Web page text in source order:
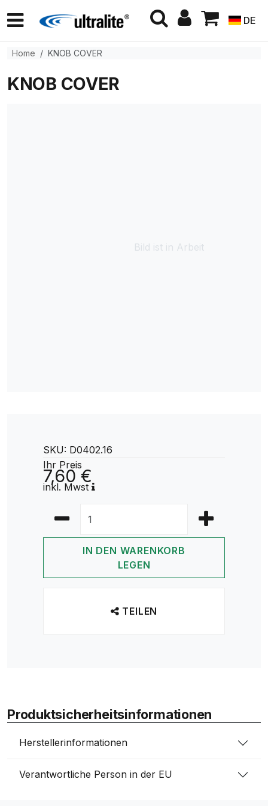
DE
Home KNOB COVER
KNOB COVER
Bild ist in Arbeit
SKU: D0402.16
Ihr Preis
7,60 €
inkl. Mwst
IN DEN WARENKORB
LEGEN
TEILEN
Produktsicherheitsinformationen
Herstellerinformationen
Verantwortliche Person in der EU